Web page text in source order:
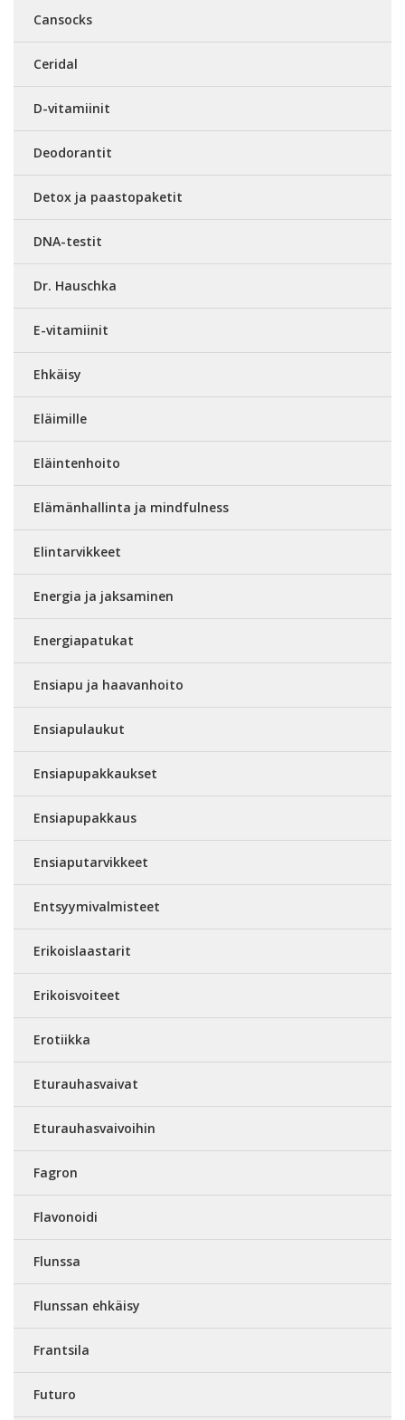
Cansocks
Ceridal
D-vitamiinit
Deodorantit
Detox ja paastopaketit
DNA-testit
Dr. Hauschka
E-vitamiinit
Ehkäisy
Eläimille
Eläintenhoito
Elämänhallinta ja mindfulness
Elintarvikkeet
Energia ja jaksaminen
Energiapatukat
Ensiapu ja haavanhoito
Ensiapulaukut
Ensiapupakkaukset
Ensiapupakkaus
Ensiaputarvikkeet
Entsyymivalmisteet
Erikoislaastarit
Erikoisvoiteet
Erotiikka
Eturauhasvaivat
Eturauhasvaivoihin
Fagron
Flavonoidi
Flunssa
Flunssan ehkäisy
Frantsila
Futuro